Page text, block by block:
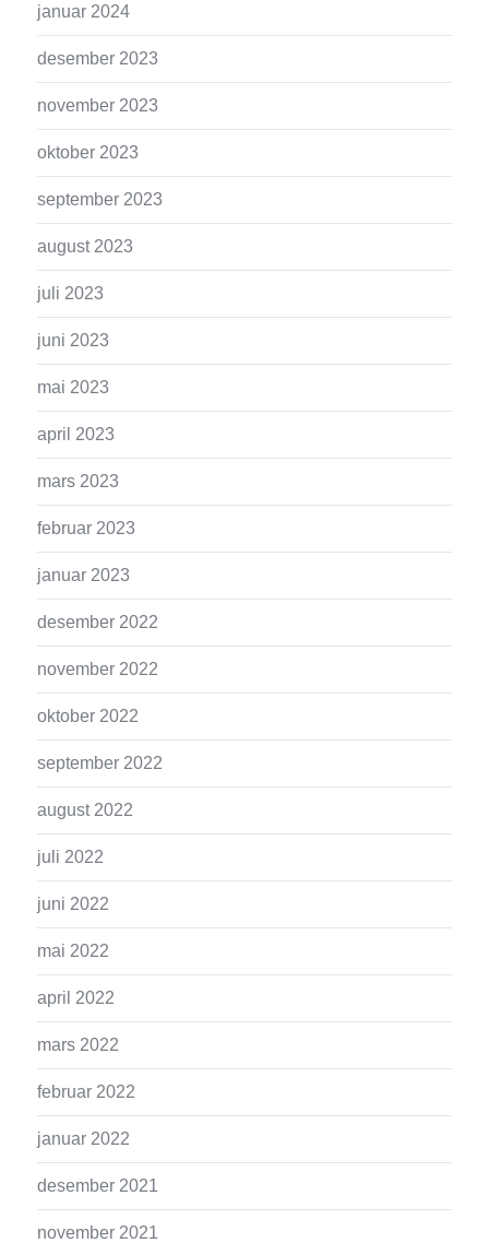
januar 2024
desember 2023
november 2023
oktober 2023
september 2023
august 2023
juli 2023
juni 2023
mai 2023
april 2023
mars 2023
februar 2023
januar 2023
desember 2022
november 2022
oktober 2022
september 2022
august 2022
juli 2022
juni 2022
mai 2022
april 2022
mars 2022
februar 2022
januar 2022
desember 2021
november 2021